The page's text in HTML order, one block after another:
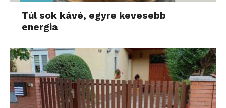
Túl sok kávé, egyre kevesebb
energia